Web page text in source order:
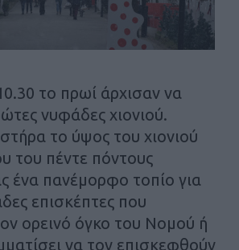
το πρωί άρχισαν να
νυφάδες χιονιού.
το ύψος του χιονιού
του πέντε πόντους
ένα πανέμορφο τοπίο για
επισκέπτες που
ορεινό όγκο του Νομού ή
να τον επισκεφθούν